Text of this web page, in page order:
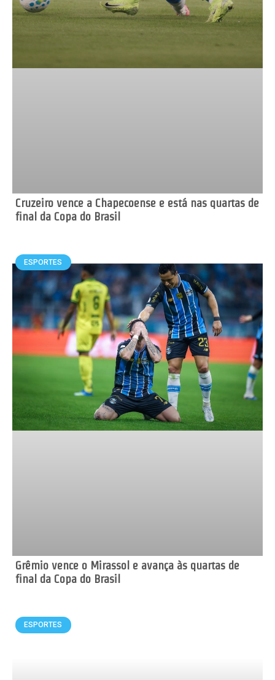
Cruzeiro vence a Chapecoense e está nas quartas de
final da Copa do Brasil
ESPORTES
Grêmio vence o Mirassol e avança às quartas de
final da Copa do Brasil
ESPORTES